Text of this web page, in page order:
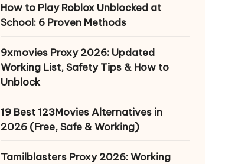
How to Play Roblox Unblocked at
School: 6 Proven Methods
9xmovies Proxy 2026: Updated
Working List, Safety Tips & How to
Unblock
19 Best 123Movies Alternatives in
2026 (Free, Safe & Working)
Tamilblasters Proxy 2026: Working